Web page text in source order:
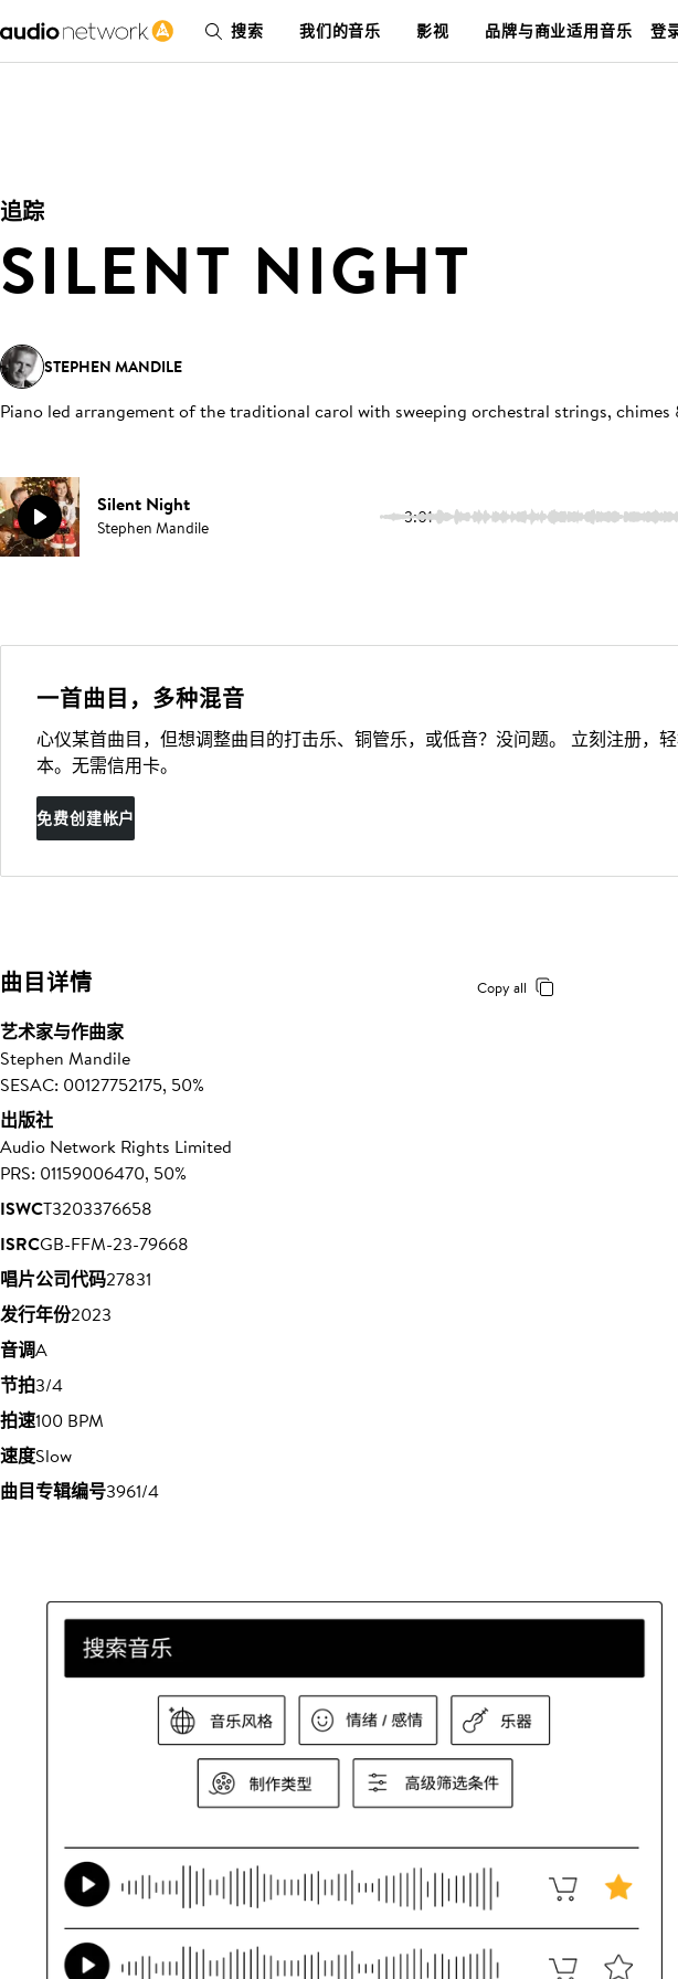
搜索 我们的音乐 影视 品牌与商业适用音乐 登
追踪
SILENT NIGHT
STEPHEN MANDILE
Piano led arrangement of the traditional carol with sweeping orchestral strings, chimes
Silent Night
Stephen Mandile 3:01
一首曲目，多种混音
心仪某首曲目，但想调整曲目的打击乐、铜管乐，或低音？没问题。 立刻注册，
本。无需信用卡。
免费创建帐户
曲目详情 Copy all
艺术家与作曲家
Stephen Mandile
SESAC: 00127752175, 50%
出版社
Audio Network Rights Limited
PRS: 01159006470, 50%
ISWCT3203376658
ISRCGB-FFM-23-79668
唱片公司代码27831
发行年份2023
音调A
节拍3/4
拍速100 BPM
速度Slow
曲目专辑编号3961/4